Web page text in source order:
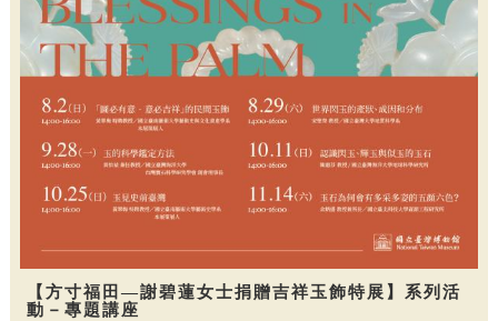
【方寸福田—謝碧蓮女士捐贈吉祥玉飾特展】系列活
動－專題講座